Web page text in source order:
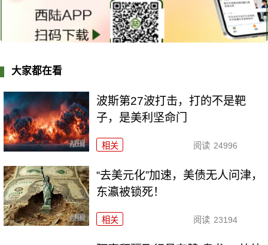
大家都在看
波斯第27波打击，打的不是靶
子，是美利坚命门
相关 阅读 24996
“去美元化”加速，美债无人问津，
东瀛被锁死！
相关 阅读 23194